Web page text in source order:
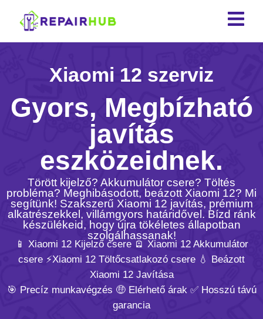
Xiaomi 12 szerviz
Gyors, Megbízható
javítás
eszközeidnek.
Törött kijelző? Akkumulátor csere? Töltés
probléma? Meghibásodott, beázott Xiaomi 12? Mi
segítünk! Szakszerű Xiaomi 12 javítás, prémium
alkatrészekkel, villámgyors határidővel. Bízd ránk
készülékeid, hogy újra tökéletes állapotban
szolgálhassanak!
📱 Xiaomi 12 Kijelző csere 🪫 Xiaomi 12 Akkumulátor
csere ⚡️Xiaomi 12 Töltőcsatlakozó csere 💧 Beázott
Xiaomi 12 Javítása
🎯 Precíz munkavégzés 🤑 Elérhető árak ✅ Hosszú távú
garancia